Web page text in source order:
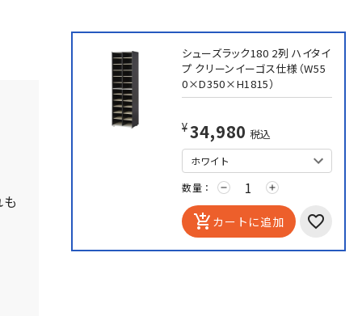
シューズラック180 2列 ハイタイ
プ クリーンイーゴス仕様（W55
0×D350×H1815）
¥34,980 税込
数量： remove add
add_shopping_cart カートに追加